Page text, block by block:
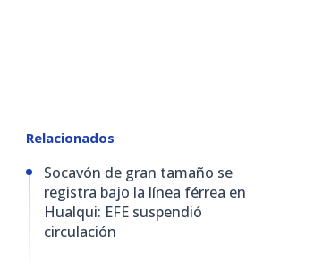
Relacionados
Socavón de gran tamaño se
registra bajo la línea férrea en
Hualqui: EFE suspendió
circulación